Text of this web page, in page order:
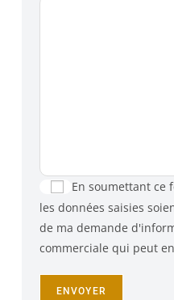
En soumettant ce
les données saisies
de ma demande
commerciale qui peut